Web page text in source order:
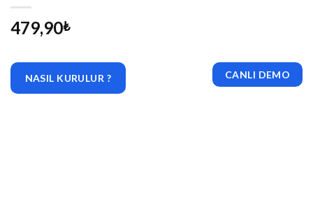
479,90₺
NASIL KURULUR ? CANLI DEMO